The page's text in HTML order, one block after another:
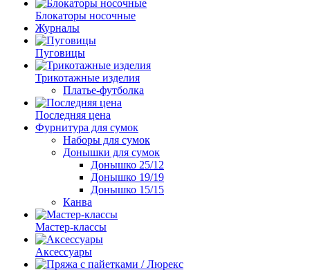
Блокаторы носочные
Журналы
Пуговицы
Трикотажные изделия
Платье-футболка
Последняя цена
Фурнитура для сумок
Наборы для сумок
Донышки для сумок
Донышко 25/12
Донышко 19/19
Донышко 15/15
Канва
Мастер-классы
Аксессуары